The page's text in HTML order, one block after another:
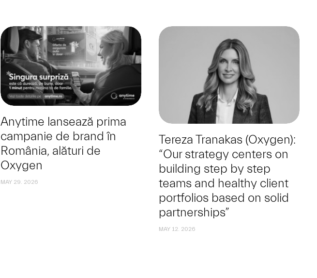
Anytime lansează prima
campanie de brand în
România, alături de
Oxygen
MAY 29. 2026
Tereza Tranakas (Oxygen):
“Our strategy centers on
building step by step
teams and healthy client
portfolios based on solid
partnerships”
MAY 12. 2026